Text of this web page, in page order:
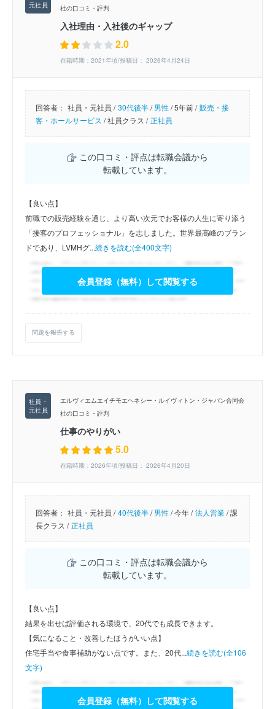
社の口コミ・評判
入社理由・入社後のギャップ
2.0
在籍時期：2021年頃/投稿日： 2026年4月24日
回答者： 社員・元社員 / 30代後半/男性/5年前 / 販売・接
客・ホールサービス /社員クラス / 正社員
この口コミ・評点は転職会議から
転載しています。
【良い点】
前職での販売経験を通じ、より高い次元でお客様の人生に寄り添う
「接客のプロフェッショナル」を志しました。世界最高峰のブラン
ドであり、LVMHグ...続きを読む(全400文字)
会員登録（無料）して閲覧する
問題を報告する
エルヴィエムエイチモエヘネシー・ルイヴィトン・ジャパン合同会
社の口コミ・評判
仕事のやりがい
5.0
在籍時期：2026年頃/投稿日： 2026年4月20日
回答者： 社員・元社員 / 40代後半/男性/今年 / 法人営業/課
長クラス / 正社員
この口コミ・評点は転職会議から
転載しています。
【良い点】
結果を出せば評価される環境で、20代でも成長できます。
【気になること・改善したほうがいい点】
住宅手当や食事補助がない点です。また、20代...続きを読む(全106
文字)
会員登録（無料）して閲覧する